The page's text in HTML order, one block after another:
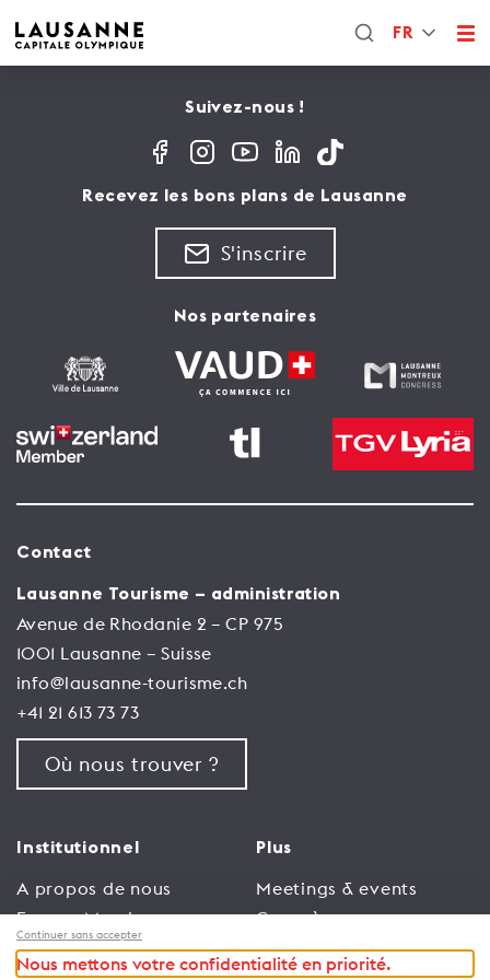
FR
Suivez-nous !
Recevez les bons plans de Lausanne
S'inscrire
Nos partenaires
Contact
Lausanne Tourisme – administration
Avenue de Rhodanie 2 – CP 975
1001 Lausanne – Suisse
info@lausanne-tourisme.ch
+41 21 613 73 73
Où nous trouver ?
Institutionnel
A propos de nous
Espace Membres
Emploi
Plus
Meetings & events
Congrès
Trade
Continuer sans accepter
Nous mettons votre confidentialité en priorité.